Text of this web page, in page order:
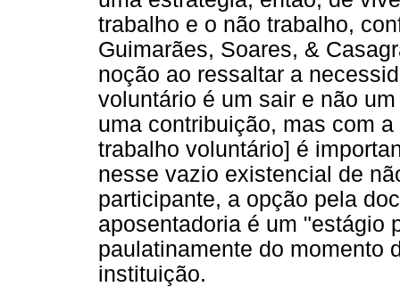
trabalho e o não trabalho,
Guimarães, Soares, &
noção ao ressaltar a
voluntário é um sair e não
uma contribuição, mas com
trabalho voluntário] é
nesse vazio existencial de
participante, a opção pela
aposentadoria é um "estágio
paulatinamente do momento
instituição.